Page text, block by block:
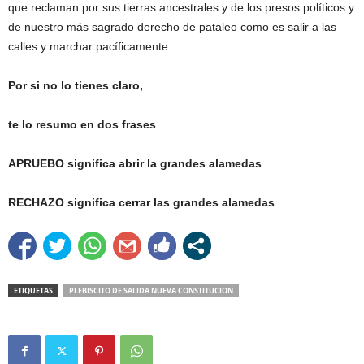
que reclaman por sus tierras ancestrales y de los presos políticos y
de nuestro más sagrado derecho de pataleo como es salir a las
calles y marchar pacíficamente.
Por si no lo tienes claro,
te lo resumo en dos frases
APRUEBO significa abrir la grandes alamedas
RECHAZO significa cerrar las grandes alamedas
ETIQUETAS PLEBISCITO DE SALIDA NUEVA CONSTITUCION